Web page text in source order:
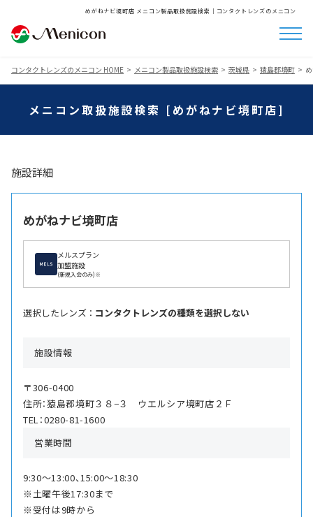
めがねナビ境町店 メニコン製品取扱施設検索│コンタクトレンズのメニコン
コンタクトレンズのメニコン HOME メニコン製品取扱施設検索 茨城県 猿島郡境町
メニコン取扱施設検索 [めがねナビ境町店]
施設詳細
めがねナビ境町店
メルスプラン
加盟施設
(新規入会のみ)※
選択したレンズ ： コンタクトレンズの種類を選択しない
施設情報
〒306-0400
住所：猿島郡境町３８−３ ウエルシア境町店２Ｆ
TEL：0280-81-1600
営業時間
9:30〜13:00、15:00〜18:30
※土曜午後17:30まで
※受付は9時から